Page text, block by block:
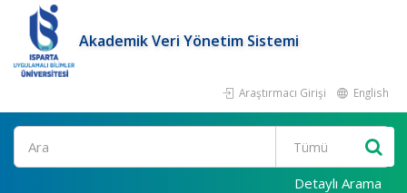
Akademik Veri Yönetim Sistemi
Araştırmacı Girişi English
Ara
Detaylı Arama